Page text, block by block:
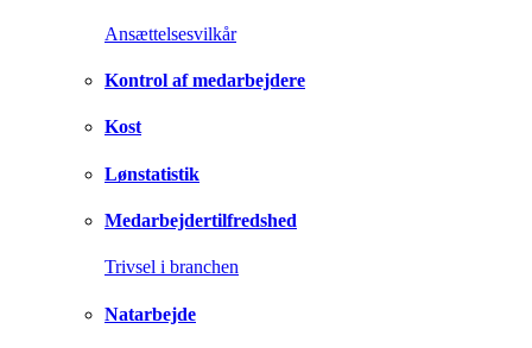
Ansættelsesvilkår
Kontrol af medarbejdere
Kost
Lønstatistik
Medarbejdertilfredshed
Trivsel i branchen
Natarbejde